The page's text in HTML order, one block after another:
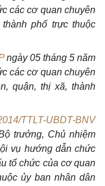
các cơ quan chuyên
phố trực thuộc
ngày 05 tháng 5 năm
các cơ quan chuyên
quận, thị xã, thành
TTLT-UBDT-BNV
trưởng, Chủ nhiệm
vụ hướng dẫn chức
tổ chức của cơ quan
ủy ban nhân dân